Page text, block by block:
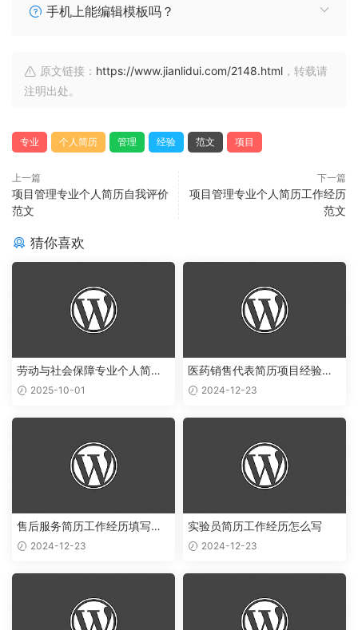
手机上能编辑模板吗？
原文链接： https://www.jianlidui.com/2148.html ，转载请
注明出处。
专业 个人简历 管理 经验 范文 项目
上一篇
项目管理专业个人简历自我评价
范文
下一篇
项目管理专业个人简历工作经历
范文
猜你喜欢
劳动与社会保障专业个人简历
范文2025-10-01
医药销售代表简历项目经验怎
么写2024-12-23
售后服务简历工作经历填写样
本 2024-12-23
实验员简历工作经历怎么写
2024-12-23